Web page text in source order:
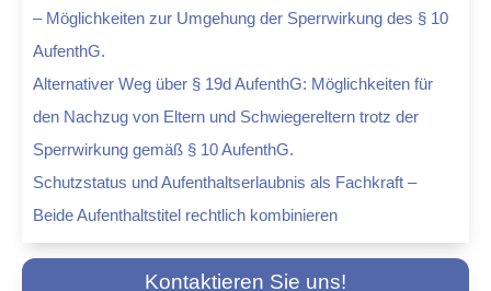
– Möglichkeiten zur Umgehung der Sperrwirkung des § 10
AufenthG.
Alternativer Weg über § 19d AufenthG: Möglichkeiten für
den Nachzug von Eltern und Schwiegereltern trotz der
Sperrwirkung gemäß § 10 AufenthG.
Schutzstatus und Aufenthaltserlaubnis als Fachkraft –
Beide Aufenthaltstitel rechtlich kombinieren
Kontaktieren Sie uns!